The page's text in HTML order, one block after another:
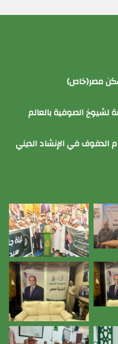
مصر(خاص)
لشيوخ الصوفية بالعالم
في الإنشاد الديني